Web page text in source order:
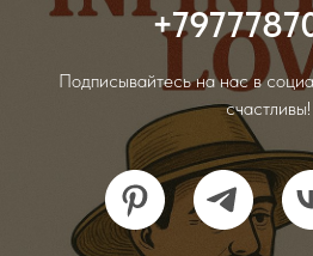
Подписывайтесь на нас в
счастливы!